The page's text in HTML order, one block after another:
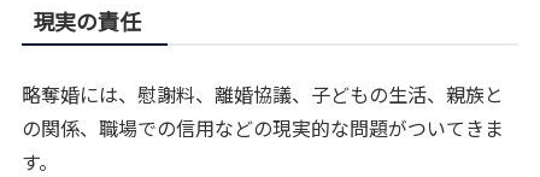
現実の責任
略奪婚には、慰謝料、離婚協議、子どもの生活、親族と
の関係、職場での信用などの現実的な問題がついてきま
す。